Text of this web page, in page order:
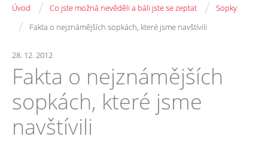
Úvod / Co jste možná nevěděli a báli jste se zeptat / Sopky
/ Fakta o nejznámějších sopkách, které jsme navštívili
28. 12. 2012
Fakta o nejznámějších
sopkách, které jsme
navštívili